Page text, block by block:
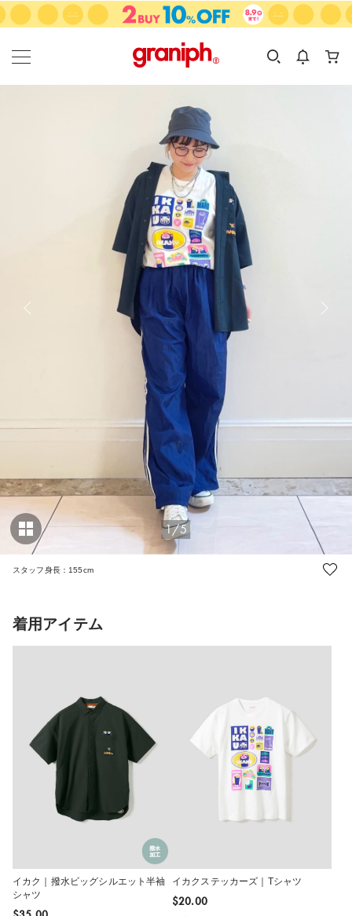
カテゴリーから探す
KIDS
カテゴリ
サイズ
1/5
スタッフ身長：155cm
着用アイテム
イカク｜撥水ビッグシルエット半袖
シャツ
イカクステッカーズ｜Tシャツ
$‌20.00